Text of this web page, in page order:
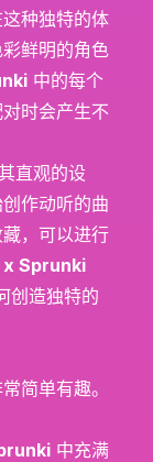
种独特的体
鲜明的角色
中的每个
时会产生不
直观的设
作动听的曲
，可以进行
Sprunki
创造独特的
简单有趣。
中充满